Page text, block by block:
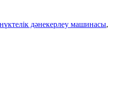
дәнекерлеу машинасы,